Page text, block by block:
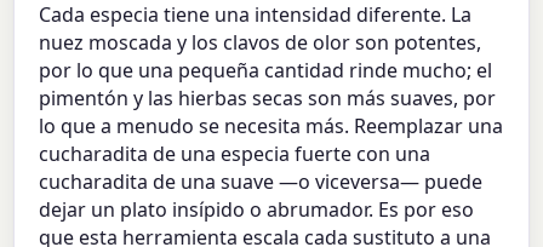
Cada especia tiene una intensidad diferente. La
nuez moscada y los clavos de olor son potentes,
por lo que una pequeña cantidad rinde mucho; el
pimentón y las hierbas secas son más suaves, por
lo que a menudo se necesita más. Reemplazar una
cucharadita de una especia fuerte con una
cucharadita de una suave —o viceversa— puede
dejar un plato insípido o abrumador. Es por eso
que esta herramienta escala cada sustituto a una